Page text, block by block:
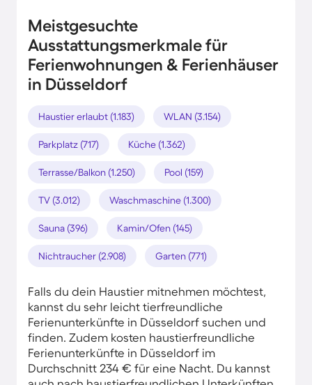
Meistgesuchte
Ausstattungsmerkmale für
Ferienwohnungen & Ferienhäuser
in Düsseldorf
Haustier erlaubt (1.183) WLAN (3.154)
Parkplatz (717) Küche (1.362)
Terrasse/Balkon (1.250) Pool (159)
TV (3.012) Waschmaschine (1.300)
Sauna (396) Kamin/Ofen (145)
Nichtraucher (2.908) Garten (771)
Falls du dein Haustier mitnehmen möchtest,
kannst du sehr leicht tierfreundliche
Ferienunterkünfte in Düsseldorf suchen und
finden. Zudem kosten haustierfreundliche
Ferienunterkünfte in Düsseldorf im
Durchschnitt 234 € für eine Nacht. Du kannst